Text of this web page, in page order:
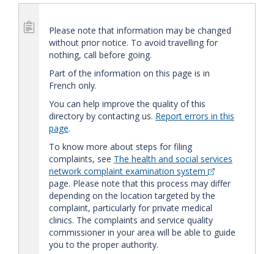
Please note that information may be changed
without prior notice. To avoid travelling for
nothing, call before going.
Part of the information on this page is in
French only.
You can help improve the quality of this
directory by contacting us. Report errors in this
page.
To know more about steps for filing
complaints, see The health and social services
network complaint examination system
page. Please note that this process may differ
depending on the location targeted by the
complaint, particularly for private medical
clinics. The complaints and service quality
commissioner in your area will be able to guide
you to the proper authority.